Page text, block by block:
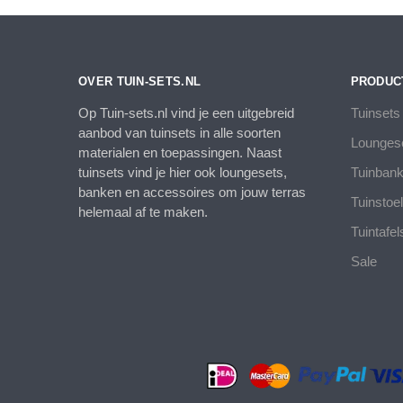
OVER TUIN-SETS.NL
Op Tuin-sets.nl vind je een uitgebreid
aanbod van tuinsets in alle soorten
materialen en toepassingen. Naast
tuinsets vind je hier ook loungesets,
banken en accessoires om jouw terras
helemaal af te maken.
Tuinsets
Sale